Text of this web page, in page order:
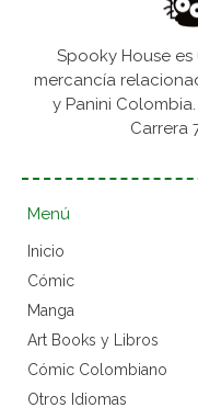
Spooky House
mercancía
y Panini
Carrera
Menú
Inicio
Cómic
Manga
Art Books y Libros
Cómic Colombiano
Otros Idiomas